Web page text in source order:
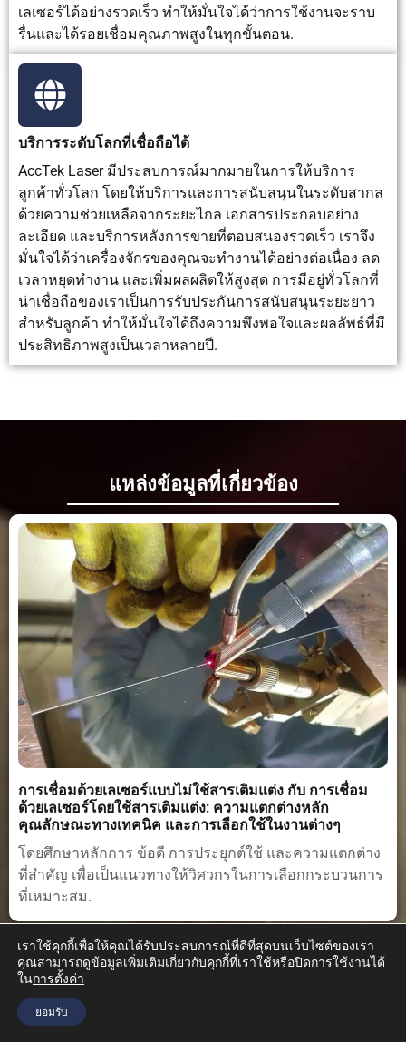
เลเซอร์ได้อย่างรวดเร็ว ทำให้มั่นใจได้ว่าการใช้งานจะราบ
รื่นและได้รอยเชื่อมคุณภาพสูงในทุกขั้นตอน.
บริการระดับโลกที่เชื่อถือได้
AccTek Laser มีประสบการณ์มากมายในการให้บริการ
ลูกค้าทั่วโลก โดยให้บริการและการสนับสนุนในระดับสากล
ด้วยความช่วยเหลือจากระยะไกล เอกสารประกอบอย่าง
ละเอียด และบริการหลังการขายที่ตอบสนองรวดเร็ว เราจึง
มั่นใจได้ว่าเครื่องจักรของคุณจะทำงานได้อย่างต่อเนื่อง ลด
เวลาหยุดทำงาน และเพิ่มผลผลิตให้สูงสุด การมีอยู่ทั่วโลกที่
น่าเชื่อถือของเราเป็นการรับประกันการสนับสนุนระยะยาว
สำหรับลูกค้า ทำให้มั่นใจได้ถึงความพึงพอใจและผลลัพธ์ที่มี
ประสิทธิภาพสูงเป็นเวลาหลายปี.
แหล่งข้อมูลที่เกี่ยวข้อง
การเชื่อมด้วยเลเซอร์แบบไม่ใช้สารเติมแต่ง กับ การเชื่อม
ด้วยเลเซอร์โดยใช้สารเติมแต่ง: ความแตกต่างหลัก
คุณลักษณะทางเทคนิค และการเลือกใช้ในงานต่างๆ
โดยศึกษาหลักการ ข้อดี การประยุกต์ใช้ และความแตกต่าง
ที่สำคัญ เพื่อเป็นแนวทางให้วิศวกรในการเลือกกระบวนการ
ที่เหมาะสม.
เราใช้คุกกี้เพื่อให้คุณได้รับประสบการณ์ที่ดีที่สุดบนเว็บไซต์ของเรา
คุณสามารถดูข้อมูลเพิ่มเติมเกี่ยวกับคุกกี้ที่เราใช้หรือปิดการใช้งานได้
ในการตั้งค่า
ยอมรับ